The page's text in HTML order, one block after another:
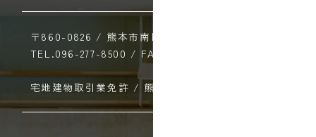
〒860-0826 / 熊本市南区平田2丁目16-22
TEL.096-277-8500 / FAX.096-277-8501
宅地建物取引業免許 / 熊本県知事（1）第5936号